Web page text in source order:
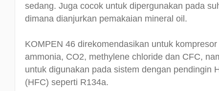
sedang. Juga cocok untuk dipergunakan pada
dimana dianjurkan pemakaian mineral oil.
KOMPEN 46 direkomendasikan untuk
ammonia, CO2, methylene chloride dan CFC,
untuk digunakan pada sistem dengan pendingin
(HFC) seperti R134a.